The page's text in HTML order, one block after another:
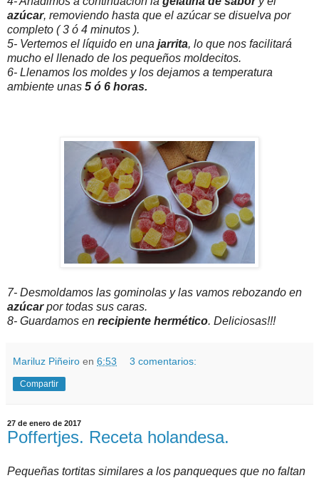
azúcar, removiendo hasta que el azúcar se disuelva por
completo ( 3 ó 4 minutos ).
5- Vertemos el líquido en una jarrita, lo que nos facilitará
mucho el llenado de los pequeños moldecitos.
6- Llenamos los moldes y los dejamos a temperatura
ambiente unas 5 ó 6 horas.
7- Desmoldamos las gominolas y las vamos rebozando en
azúcarpor todas sus caras.
8- Guardamos en recipiente hermético. Deliciosas!!!
Mariluz Piñeiro en 6:53 3 comentarios:
Compartir
27 de enero de 2017
Poffertjes. Receta holandesa.
Pequeñas tortitas similares a los panqueques que no faltan